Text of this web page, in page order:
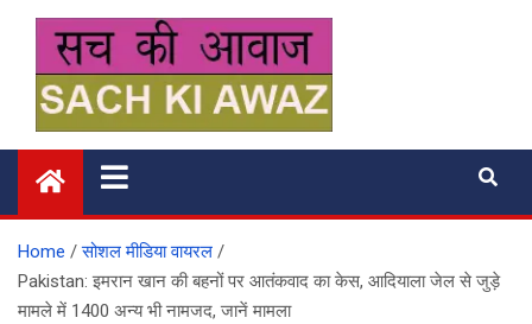
content
सच की आवाज
Home
सोशल मीडिया वायरल
Pakistan: इमरान खान की बहनों पर आतंकवाद का केस, आदियाला जेल से जुड़े
मामले में 1400 अन्य भी नामजद, जानें मामला